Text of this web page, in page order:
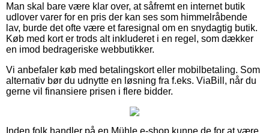
Man skal bare være klar over, at såfremt en internet butik
udlover varer for en pris der kan ses som himmelråbende
lav, burde det ofte være et faresignal om en snydagtig butik.
Køb med kort er trods alt inkluderet i en regel, som dækker
en imod bedrageriske webbutikker.
Vi anbefaler køb med betalingskort eller mobilbetaling. Som
alternativ bør du udnytte en løsning fra f.eks. ViaBill, når du
gerne vil finansiere prisen i flere bidder.
Inden folk handler på en Mühle e-shop kunne de for at være